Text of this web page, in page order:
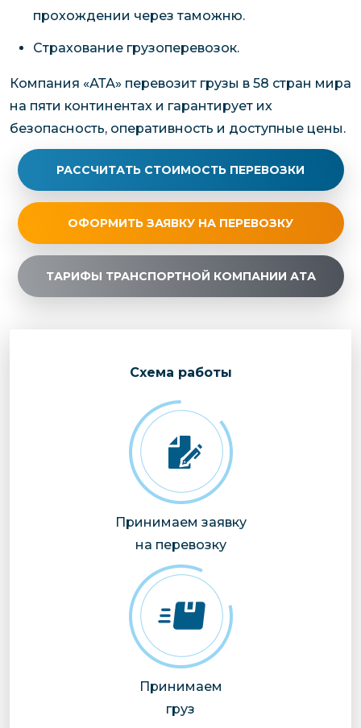
прохождении через таможню.
Страхование грузоперевозок.
Компания «АТА» перевозит грузы в 58 стран мира
на пяти континентах и гарантирует их
безопасность, оперативность и доступные цены.
РАССЧИТАТЬ СТОИМОСТЬ ПЕРЕВОЗКИ
ОФОРМИТЬ ЗАЯВКУ НА ПЕРЕВОЗКУ
ТАРИФЫ ТРАНСПОРТНОЙ КОМПАНИИ АТА
Cхема работы
Принимаем заявку
на перевозку
Принимаем
груз